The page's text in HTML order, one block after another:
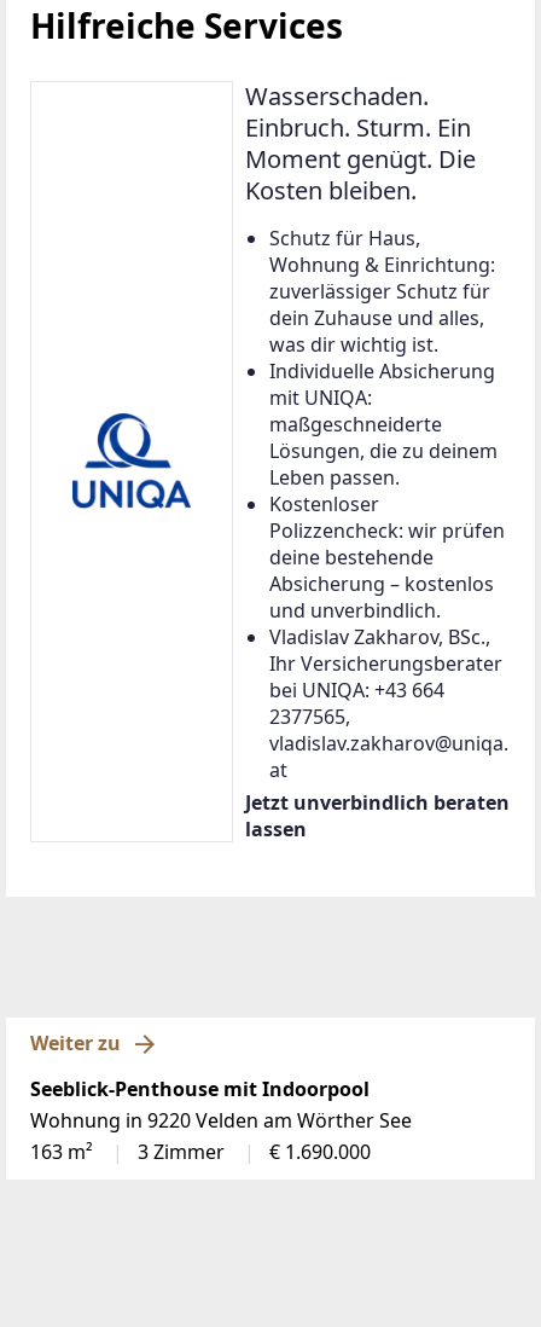
Hilfreiche Services
Wasserschaden.
Einbruch. Sturm. Ein
Moment genügt. Die
Kosten bleiben.
Schutz für Haus,
Wohnung & Einrichtung:
zuverlässiger Schutz für
dein Zuhause und alles,
was dir wichtig ist.
Individuelle Absicherung
mit UNIQA:
maßgeschneiderte
Lösungen, die zu deinem
Leben passen.
Kostenloser
Polizzencheck: wir prüfen
deine bestehende
Absicherung – kostenlos
und unverbindlich.
Vladislav Zakharov, BSc.,
Ihr Versicherungsberater
bei UNIQA: +43 664
2377565,
vladislav.zakharov@uniqa.
at
Jetzt unverbindlich beraten
lassen
Weiter zu
Seeblick-Penthouse mit Indoorpool
Wohnung in 9220 Velden am Wörther See
163 m²
3 Zimmer € 1.690.000